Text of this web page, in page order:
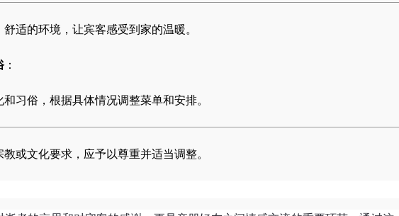
适的环境，让宾客感受到家的温暖。
：
习俗，根据具体情况调整菜单和安排。
或文化要求，应予以尊重并适当调整。